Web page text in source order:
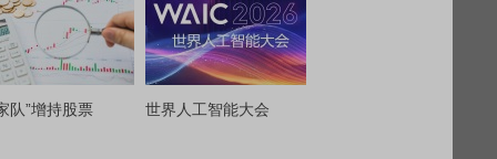
队”增持股票 世界人工智能大会